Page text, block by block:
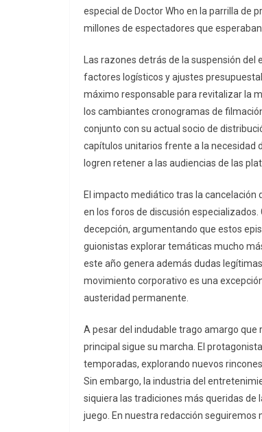
especial de Doctor Who en la parrilla de
millones de espectadores que
Las razones detrás de la suspensión
factores logísticos y ajustes
máximo responsable para revitalizar la
los cambiantes cronogramas de
conjunto con su actual socio de
capítulos unitarios frente a la necesidad
logren retener a las audiencias de las
El impacto mediático tras la
en los foros de discusión
decepción, argumentando que estos
guionistas explorar temáticas mucho
este año genera además dudas
movimiento corporativo es una
austeridad permanente.
A pesar del indudable trago amargo que
principal sigue su marcha. El
temporadas, explorando nuevos
Sin embargo, la industria del
siquiera las tradiciones más queridas
juego. En nuestra redacción seguiremos